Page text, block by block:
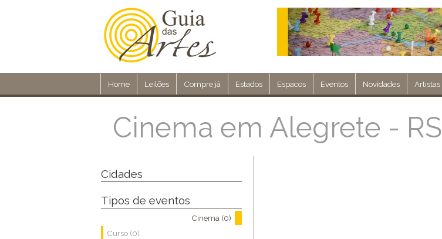
Home Leilões Compre já Estados Espacos Eventos Novidades Artistas
Cinema em Alegrete - RS
Cidades
Tipos de eventos
Cinema (0)
Curso (0)